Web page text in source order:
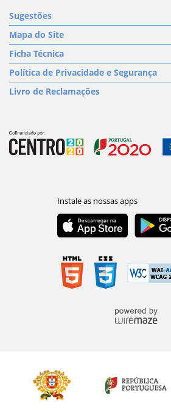
Sugestões
Mapa do Site
Ficha Técnica
Política de Privacidade e Segurança
Livro de Reclamações